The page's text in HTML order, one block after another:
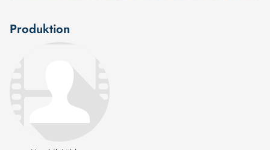
Produktion